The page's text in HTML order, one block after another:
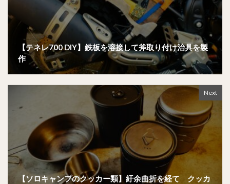
【テネレ700 DIY】鉄板を溶接して斧取り付け治具を製
作
Next
【ソロキャンプのクッカー類】紆余曲折を経て クッカ